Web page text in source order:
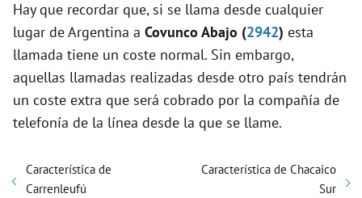
Hay que recordar que, si se llama desde cualquier
lugar de Argentina a Covunco Abajo (2942) esta
llamada tiene un coste normal. Sin embargo,
aquellas llamadas realizadas desde otro país tendrán
un coste extra que será cobrado por la compañía de
telefonía de la línea desde la que se llame.
Característica de
Carrenleufú
Característica de Chacaico
Sur